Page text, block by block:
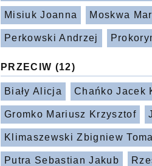
Misiuk Joanna Moskwa
Perkowski Andrzej
PRZECIW (12)
Biały Alicja Chańko Jacek
Gromko Mariusz Krzysztof
Klimaszewski Zbigniew
Putra Sebastian Jakub